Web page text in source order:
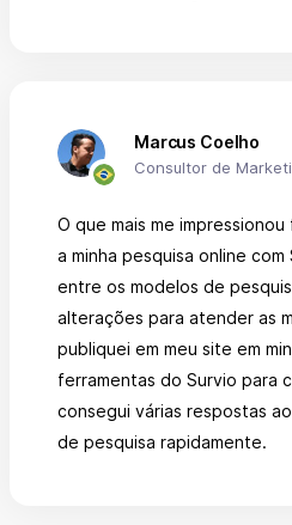
Marcus Coelho
Consultor de
O que mais me
a minha pesquisa online com
entre os modelos de
alterações para atender as
publiquei em meu site em
ferramentas do Survio para
consegui várias respostas
de pesquisa rapidamente.